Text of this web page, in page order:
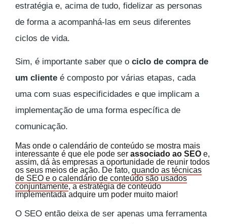
estratégia e, acima de tudo, fidelizar as personas
de forma a acompanhá-las em seus diferentes
ciclos de vida.
Sim, é importante saber que o ciclo de compra de
um cliente é composto por várias etapas, cada
uma com suas especificidades e que implicam a
implementação de uma forma específica de
comunicação.
Mas onde o calendário de conteúdo se mostra mais
interessante é que ele pode ser associado ao SEO e,
assim, dá às empresas a oportunidade de reunir todos
os seus meios de ação. De fato, quando as técnicas
de SEO e o calendário de conteúdo são usados
conjuntamente, a estratégia de conteúdo
implementada adquire um poder muito maior!
O SEO então deixa de ser apenas uma ferramenta